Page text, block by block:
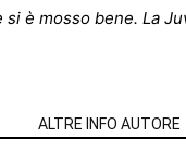
è mosso bene. La
ALTRE INFO AUTORE